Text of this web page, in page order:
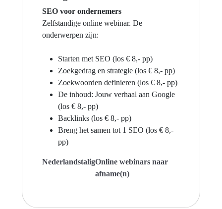
SEO voor ondernemers
Zelfstandige online webinar. De
onderwerpen zijn:
Starten met SEO (los € 8,- pp)
Zoekgedrag en strategie (los € 8,- pp)
Zoekwoorden definieren (los € 8,- pp)
De inhoud: Jouw verhaal aan Google
(los € 8,- pp)
Backlinks (los € 8,- pp)
Breng het samen tot 1 SEO (los € 8,-
pp)
NederlandstaligOnline webinars naar
afname(n)